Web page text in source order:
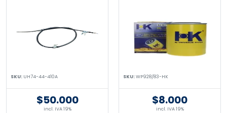
SKU: UH74-44-410A
$50.000
incl. IVA 19%
SKU:WP928/83-HK
$8.000
incl. IVA 19%